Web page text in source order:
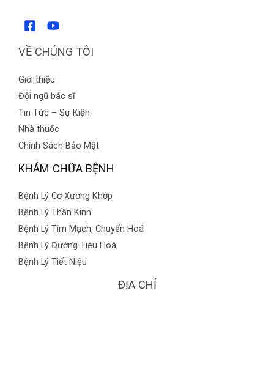
VỀ CHÚNG TÔI
Giới thiệu
Đội ngũ bác sĩ
Tin Tức – Sự Kiện
Nhà thuốc
Chính Sách Bảo Mật
KHÁM CHỮA BỆNH
Bệnh Lý Cơ Xương Khớp
Bệnh Lý Thần Kinh
Bệnh Lý Tim Mạch, Chuyển Hoá
Bệnh Lý Đường Tiêu Hoá
Bệnh Lý Tiết Niệu
ĐỊA CHỈ